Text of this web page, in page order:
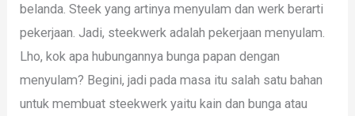
belanda. Steek yang artinya menyulam dan werk berarti
pekerjaan. Jadi, steekwerk adalah pekerjaan menyulam.
Lho, kok apa hubungannya bunga papan dengan
menyulam? Begini, jadi pada masa itu salah satu bahan
untuk membuat steekwerk yaitu kain dan bunga atau